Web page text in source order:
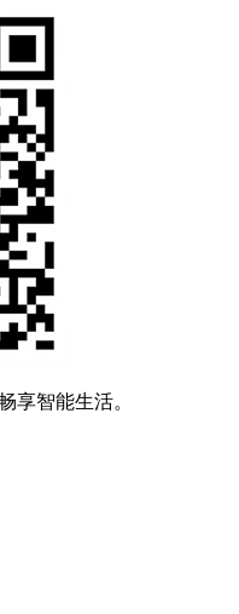
享智能生活。